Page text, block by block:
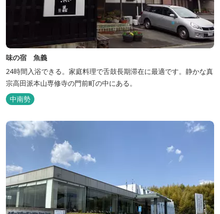
味の宿 魚義
24時間入浴できる。家庭料理で舌鼓長期滞在に最適です。静かな真
宗高田派本山専修寺の門前町の中にある。
中南勢